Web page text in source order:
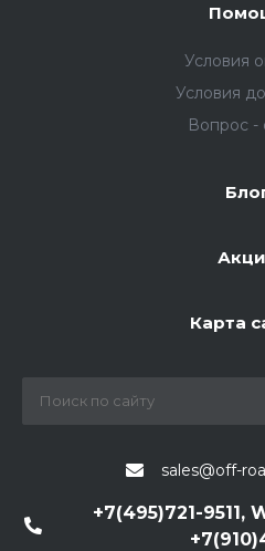
Условия
Условия
Вопрос -
Карта
sales@off-
+7(495)721-9511,